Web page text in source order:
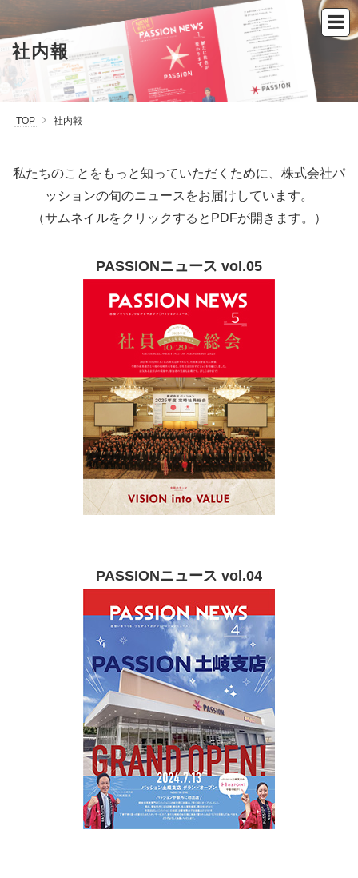
社内報
TOP 社内報
私たちのことをもっと知っていただくために、株式会社パ
ッションの旬のニュースをお届けしています。
（サムネイルをクリックするとPDFが開きます。）
PASSIONニュース vol.05
PASSIONニュース vol.04